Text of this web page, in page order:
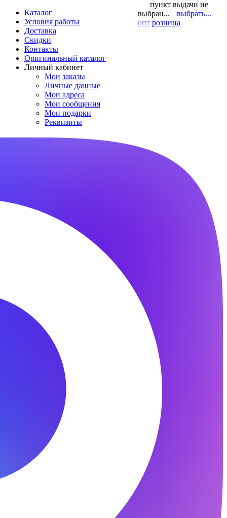
Каталог
Условия работы
Доставка
Скидки
Контакты
Оригинальный каталог
Личный кабинет
Мои заказы
Личные данные
Мои адреса
Мои сообщения
Мои подарки
Реквизиты
пункт выдачи не
выбран...
выбрать...
опт розница